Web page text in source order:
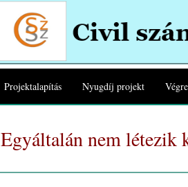
Projektalapítás Nyugdíj projekt
Egyáltalán nem létezik